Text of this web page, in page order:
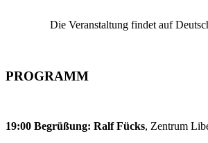
Die Veran­staltung findet auf
PROGRAMM
19:00 Begrüßung: Ralf Fücks, Zentrum